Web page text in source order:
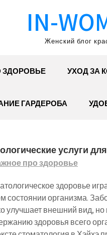
IN-
Женский блог
ЗДОРОВЬЕ УХОД ЗА
ГАРДЕРОБА
услуги
про здоровье
здоровье
состоянии организма.
улучшает внешний вид, но
здоровья всего